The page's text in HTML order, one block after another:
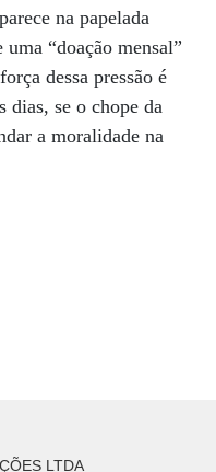
na papelada
“doação mensal”
dessa pressão é
dias, se o chope da
a moralidade na
LTDA